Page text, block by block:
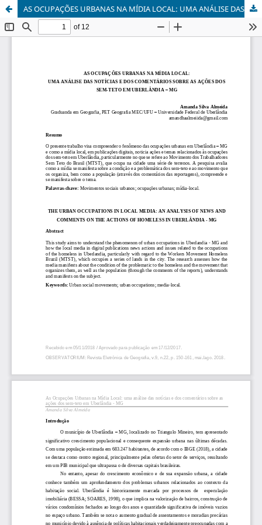
AS OCUPAÇÕES URBANAS NA MÍDIA LOCAL: UMA ANÁLISE DAS NOTÃCIAS E DOS COMENTÃRIOS SOBRE AS AÇÕES DOS SEM-TETO EM UBERLÂNDIA - MG